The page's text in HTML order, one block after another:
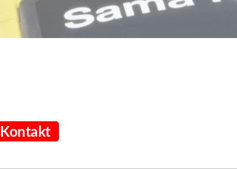
Kontakt